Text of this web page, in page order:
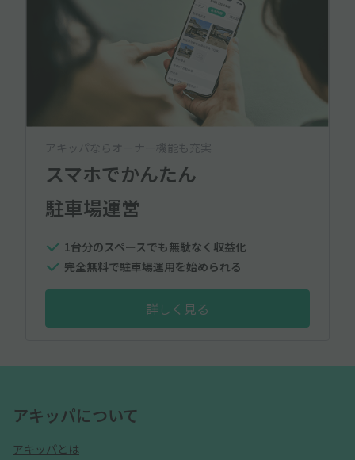
アキッパならオーナー機能も充実
スマホでかんたん
駐車場運営
1台分のスペースでも無駄なく収益化
完全無料で駐車場運用を始められる
詳しく見る
アキッパについて
アキッパとは